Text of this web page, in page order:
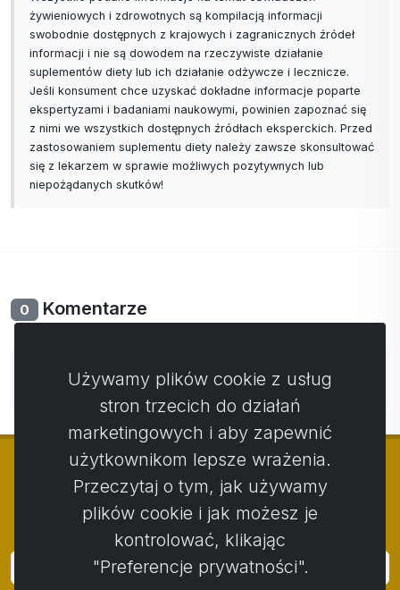
żywieniowych i zdrowotnych są kompilacją informacji
swobodnie dostępnych z krajowych i zagranicznych źródeł
informacji i nie są dowodem na rzeczywiste działanie
suplementów diety lub ich działanie odżywcze i lecznicze.
Jeśli konsument chce uzyskać dokładne informacje poparte
ekspertyzami i badaniami naukowymi, powinien zapoznać się
z nimi we wszystkich dostępnych źródłach eksperckich. Przed
zastosowaniem suplementu diety należy zawsze skonsultować
się z lekarzem w sprawie możliwych pozytywnych lub
niepożądanych skutków!
0 Komentarze
Nie ma jeszcze komentarzy. Bądź pierwszy ze swoim
komentarzem.
© Copyright 2014 - 2026 Activstar
Zaloguj się
Używamy plików cookie z usług
stron trzecich do działań
marketingowych i aby zapewnić
użytkownikom lepsze wrażenia.
Przeczytaj o tym, jak używamy
plików cookie i jak możesz je
kontrolować, klikając
"Preferencje prywatności".